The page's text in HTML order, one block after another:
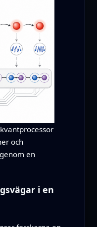
och
en
i en